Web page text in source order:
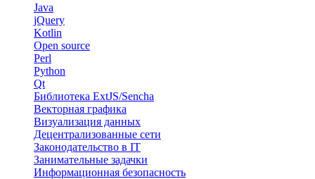
Java
jQuery
Kotlin
Open source
Perl
Python
Qt
Библиотека ExtJS/Sencha
Векторная графика
Визуализация данных
Децентрализованные сети
Законодательство в IT
Занимательные задачки
Информационная безопасность